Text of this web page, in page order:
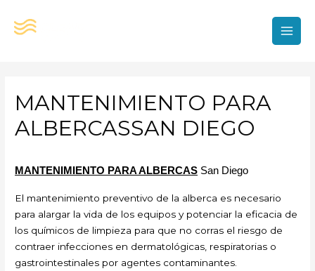
MANTENIMIENTO PARA
ALBERCASSAN DIEGO
MANTENIMIENTO PARA ALBERCAS San Diego
El mantenimiento preventivo de la alberca es necesario
para alargar la vida de los equipos y potenciar la eficacia de
los químicos de limpieza para que no corras el riesgo de
contraer infecciones en dermatológicas, respiratorias o
gastrointestinales por agentes contaminantes.